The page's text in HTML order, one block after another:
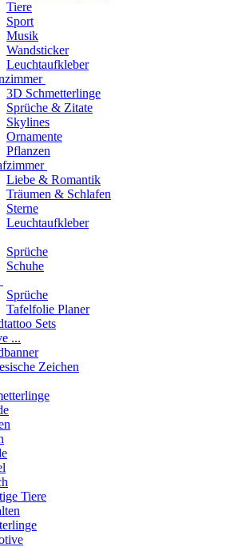
Tiere
Sport
Musik
Wandsticker
Leuchtaufkleber
3D Schmetterlinge
Sprüche & Zitate
Skylines
Ornamente
Pflanzen
Liebe & Romantik
Träumen & Schlafen
Sterne
Leuchtaufkleber
Sprüche
Schuhe
Sprüche
Tafelfolie Planer
Sets
...
Zeichen
Tiere